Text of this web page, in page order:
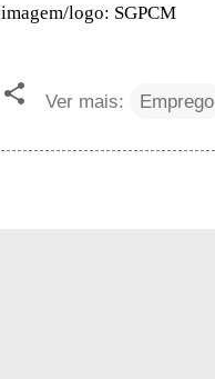
imagem/logo: SGPCM
Ver mais: Emprego